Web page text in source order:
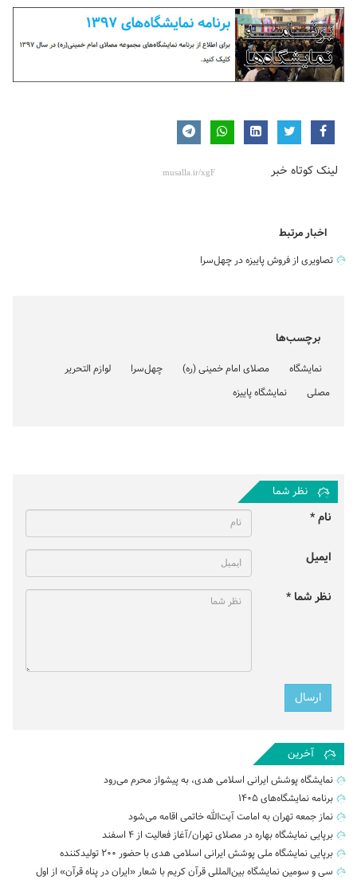
لینک کوتاه خبر
اخبار مرتبط
تصاویری از فروش پاییزه در چهل‌سرا
برچسب‌ها
نمایشگاه مصلای امام خمینی (ره) چهل‌سرا
لوازم التحریر
مصلی
نمایشگاه پاییزه
نظر شما
نام *
ایمیل
نظر شما *
آخرین
نمایشگاه پوشش ایرانی اسلامی هدی، به پیشواز محرم می‌رود
برنامه نمایشگاه‌های ۱۴۰۵
نماز جمعه تهران به امامت آیت‌الله خاتمی اقامه می‌شود
برپایی نمایشگاه بهاره در مصلای تهران/آغاز فعالیت از ۴ اسفند
برپایی نمایشگاه ملی پوشش ایرانی اسلامی هدی با حضور ۲۰۰ تولیدکننده
سی و سومین نمایشگاه بین‌المللی قرآن کریم با شعار «ایران در پناه قرآن» از اول